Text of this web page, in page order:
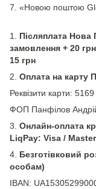
7. «Новою поштою
1. Післяплата Нова
замовлення + 20
15 грн
2. Оплата на карту
Реквізити карти:
ФОП Панфілов
3. Онлайн-оплата
LiqPay: Visa /
4. Безготівковий
особам)
IBAN: